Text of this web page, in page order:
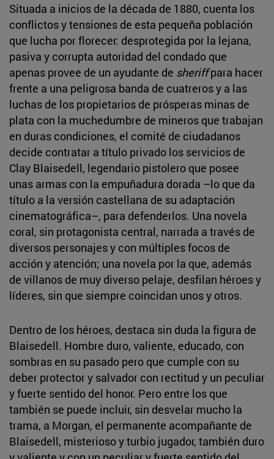
Situada a inicios de la década de 1880, cuenta los
conflictos y tensiones de esta pequeña población
que lucha por florecer: desprotegida por la lejana,
pasiva y corrupta autoridad del condado que
apenas provee de un ayudante de sheriffpara hacer
frente a una peligrosa banda de cuatreros y a las
luchas de los propietarios de prósperas minas de
plata con la muchedumbre de mineros que trabajan
en duras condiciones, el comité de ciudadanos
decide contratar a título privado los servicios de
Clay Blaisedell, legendario pistolero que posee
unas armas con la empuñadura dorada –lo que da
título a la versión castellana de su adaptación
cinematográfica–, para defenderlos. Una novela
coral, sin protagonista central, narrada a través de
diversos personajes y con múltiples focos de
acción y atención; una novela por la que, además
de villanos de muy diverso pelaje, desfilan héroes y
líderes, sin que siempre coincidan unos y otros.
Dentro de los héroes, destaca sin duda la figura de
Blaisedell. Hombre duro, valiente, educado, con
sombras en su pasado pero que cumple con su
deber protector y salvador con rectitud y un peculiar
y fuerte sentido del honor. Pero entre los que
también se puede incluir, sin desvelar mucho la
trama, a Morgan, el permanente acompañante de
Blaisedell, misterioso y turbio jugador, también duro